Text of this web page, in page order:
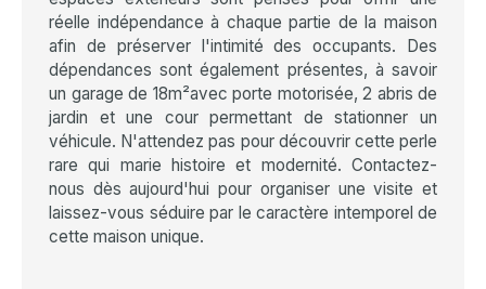
réelle indépendance à chaque partie de la maison
afin de préserver l'intimité des occupants. Des
dépendances sont également présentes, à savoir
un garage de 18m²avec porte motorisée, 2 abris de
jardin et une cour permettant de stationner un
véhicule. N'attendez pas pour découvrir cette perle
rare qui marie histoire et modernité. Contactez-
nous dès aujourd'hui pour organiser une visite et
laissez-vous séduire par le caractère intemporel de
cette maison unique.